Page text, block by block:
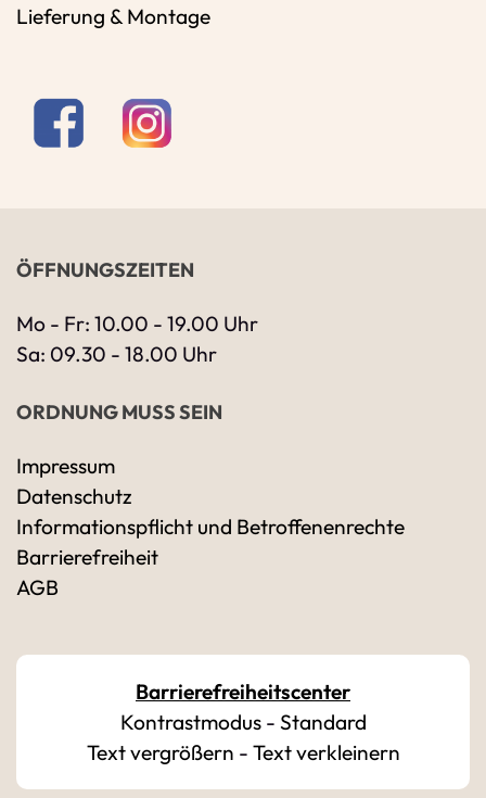
Lieferung & Montage
ÖFFNUNGSZEITEN
Mo - Fr: 10.00 - 19.00 Uhr
Sa: 09.30 - 18.00 Uhr
ORDNUNG MUSS SEIN
Impressum
Datenschutz
Informationspflicht und Betroffenenrechte
Barrierefreiheit
AGB
Barrierefreiheitscenter
Kontrastmodus- Standard
Text vergrößern - Text verkleinern
Ihre Kontaktdaten
Alle mit Stern gekennzeichneten Felder
Name*
E-Mail-Adresse*
Bitte geben Sie eine gültige E-Mail-Adresse
Telefon*